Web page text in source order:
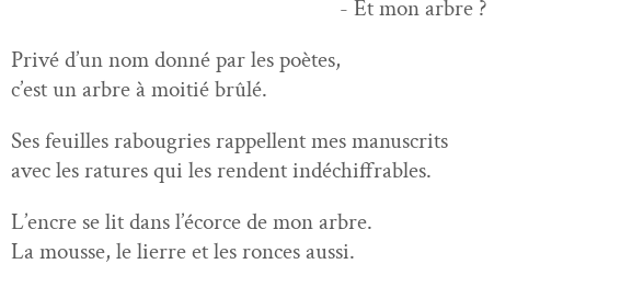
- Et mon arbre ?
Privé d’un nom don­né par les poètes,
c’est un arbre à moitié brûlé.
Ses feuilles rabougries rap­pel­lent mes manuscrits
avec les ratures qui les ren­dent indéchiffrables.
L’encre se lit dans l’écorce de mon arbre.
La mousse, le lierre et les ronces aussi.